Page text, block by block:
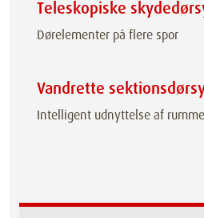
Teleskopiske
Dørelementer på flere spor
Vandrette
Intelligent udnyttelse af